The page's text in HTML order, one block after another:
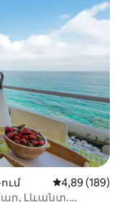
Միջին
4,89 (189)
Լևանտ.